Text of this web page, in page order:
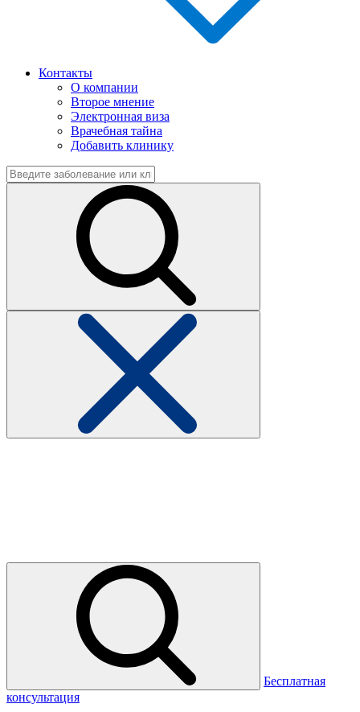
Контакты
О компании
Второе мнение
Электронная виза
Врачебная тайна
Добавить клинику
Бесплатная
консультация